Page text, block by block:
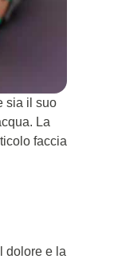
sia il suo
La
faccia
dolore e la